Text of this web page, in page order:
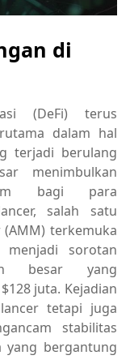
di
(DeFi) terus
dalam hal
terjadi berulang
menimbulkan
bagi para
salah satu
terkemuka
menjadi sorotan
besar yang
juta. Kejadian
tetapi juga
stabilitas
yang bergantung